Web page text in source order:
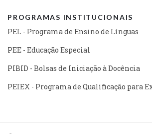
PROGRAMAS INSTITUCIONAIS
PEL - Programa de Ensino de Línguas
PEE - Educação Especial
PIBID - Bolsas de Iniciação à Docência
PEIEX - Programa de Qualificação para